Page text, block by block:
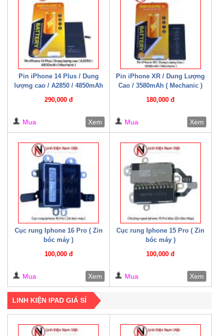
Pin iPhone 14 Plus / Dung
lượng cao / A2850 / 4850mAh
290,000 đ
Mua Xem
Pin iPhone XR / Dung Lượng
Cao / 3580mAh ( Mechanic )
180,000 đ
Mua Xem
Cục rung Iphone 16 Pro ( Zin
bóc máy )
100,000 đ
Mua Xem
Cục rung Iphone 15 Pro ( Zin
bóc máy )
100,000 đ
Mua Xem
LINH KIỆN IPAD GIÁ SỈ